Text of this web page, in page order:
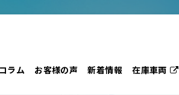
ラム お客様の声 新着情報 在庫車両